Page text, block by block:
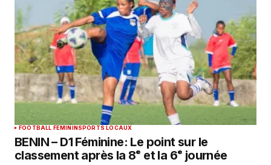
FOOTBALL FEMININSPORTS LOCAUX
BENIN – D1 Féminine: Le point sur le
classement après la 8ᵉ et la 6ᵉ journée